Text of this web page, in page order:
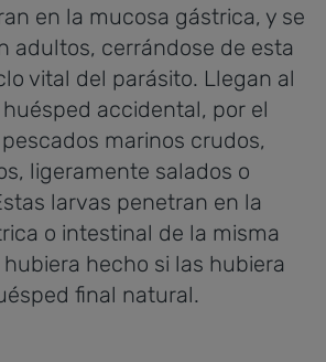
en la mucosa gástrica, y se
adultos, cerrándose de esta
vital del parásito. Llegan al
accidental, por el
marinos crudos,
ligeramente salados o
larvas penetran en la
o intestinal de la misma
hecho si las hubiera
final natural.